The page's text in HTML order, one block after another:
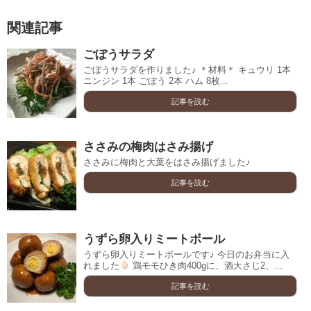
関連記事
ごぼうサラダ
ごぼうサラダを作りました♪ ＊材料＊ キュウリ 1本
ニンジン 1本 ごぼう 2本 ハム 8枚...
記事を読む
ささみの梅肉はさみ揚げ
ささみに梅肉と大葉をはさみ揚げました♪
記事を読む
うずら卵入りミートボール
うずら卵入りミートボールです♪ 今日のお弁当に入
れました
鶏モモひき肉400gに、酒大さじ2、...
記事を読む